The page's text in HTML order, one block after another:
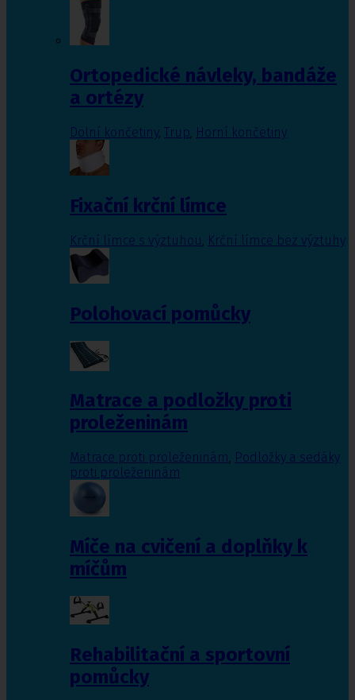
Ortopedické návleky, bandáže
a ortézy
Dolní končetiny, Trup, Horní končetiny
Fixační krční límce
Krční límce s výztuhou Krční límce bez výztuhy
Polohovací pomůcky
Matrace a podložky proti
proleženinám
Matrace proti proleženinám, Podložky a sedáky
proti proleženinám
Míče na cvičení a doplňky k
míčům
Rehabilitační a sportovní
pomůcky